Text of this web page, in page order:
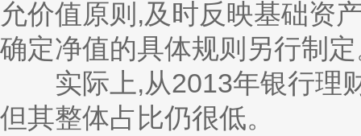
允价值原则,及时反映基础资
确定净值的具体规则另行制定
实际上,从2013年银行理
但其整体占比仍很低。